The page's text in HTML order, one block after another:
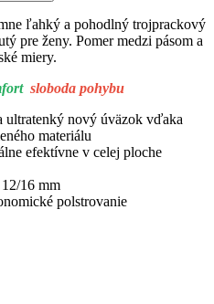
ľahký a pohodlný trojprackový
pre ženy. Pomer medzi pásom a
miery.
sloboda pohybu
nový úväzok vďaka
materiálu
efektívne v celej ploche
16 mm
polstrovanie